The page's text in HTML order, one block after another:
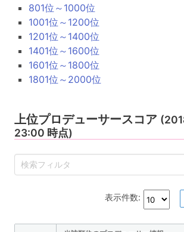
801位～1000位
1001位～1200位
1201位～1400位
1401位～1600位
1601位～1800位
1801位～2000位
上位プロデューサースコア
23:00 時点)
表示件数: